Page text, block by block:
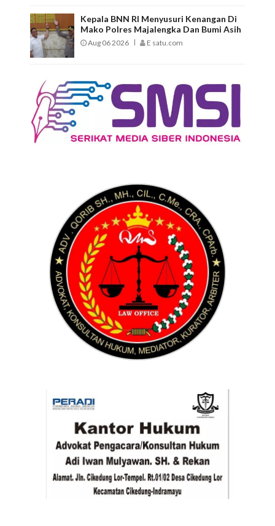
Kepala BNN RI Menyusuri Kenangan Di
Mako Polres Majalengka Dan Bumi Asih
Aug 06 2026 E satu.com